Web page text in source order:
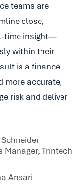
teams are
close,
time insight—
within their
is a finance
more accurate,
risk and deliver
Schneider
Manager, Trintech
Ansari